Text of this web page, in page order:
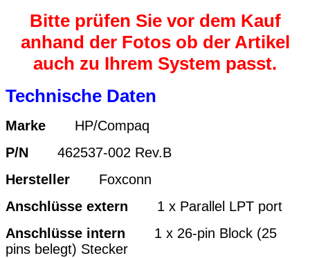
Bitte prüfen Sie vor dem Kauf
anhand der Fotos ob der Artikel
auch zu Ihrem System passt.
Technische Daten
Marke HP/Compaq
P/N 462537-002 Rev.B
Hersteller Foxconn
Anschlüsse extern 1 x Parallel LPT port
Anschlüsse intern 1 x 26-pin Block (25
pins belegt) Stecker